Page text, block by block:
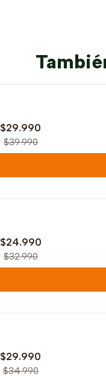
$29.990
$39.990
$24.990
$32.990
$29.990
$34.990